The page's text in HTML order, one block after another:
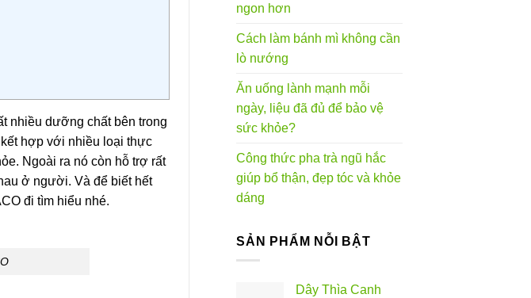
nhiều dưỡng chất bên trong
hợp với nhiều loại thực
Ngoài ra nó còn hỗ trợ rất
ở người. Và để biết hết
đi tìm hiểu nhé.
ngon hơn
Cách làm bánh mì không cần
lò nướng
Ăn uống lành mạnh mỗi
ngày, liệu đã đủ để bảo vệ
sức khỏe?
Công thức pha trà ngũ hắc
giúp bổ thận, đẹp tóc và khỏe
dáng
SẢN PHẨM NỖI BẬT
Dây Thìa Canh